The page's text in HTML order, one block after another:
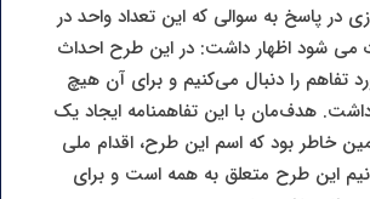
در پاسخ به سوالی که این تعداد واحد در
می شود اظهار داشت: در این طرح احداث
مورد تفاهم را دنبال می‌کنیم و برای آن هیچ
هدف‌مان با این تفاهمنامه ایجاد یک
خاطر بود که اسم این طرح، اقدام ملی
این طرح متعلق به همه است و برای